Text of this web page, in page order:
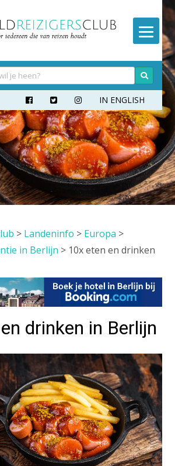
   IN ENGLISH
> Landeninfo > Europa >
in Berlijn > 10x eten en drinken
drinken in Berlijn